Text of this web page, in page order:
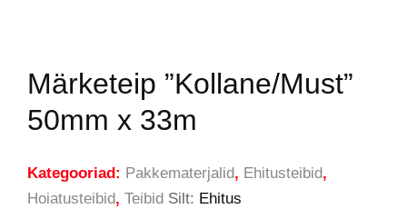
Märketeip ”Kollane/Must”
50mm x 33m
Kategooriad: Pakkematerjalid, Ehitusteibid,
Hoiatusteibid, Teibid Silt: Ehitus